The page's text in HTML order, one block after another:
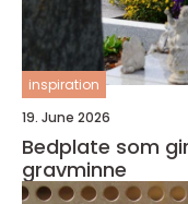
inspiration
19. June 2026
Bedplate som
gravminne